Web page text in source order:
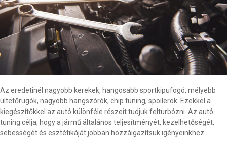
Az eredetinél nagyobb kerekek, hangosabb sportkipufogó, mélyebb
ültetőrugók, nagyobb hangszórók, chip tuning, spoilerok. Ezekkel a
kiegészítőkkel az autó különféle részeit tudjuk felturbózni. Az autó
tuning célja, hogy a jármű általános teljesítményét, kezelhetőségét,
sebességét és esztétikáját jobban hozzáigazítsuk igényeinkhez.